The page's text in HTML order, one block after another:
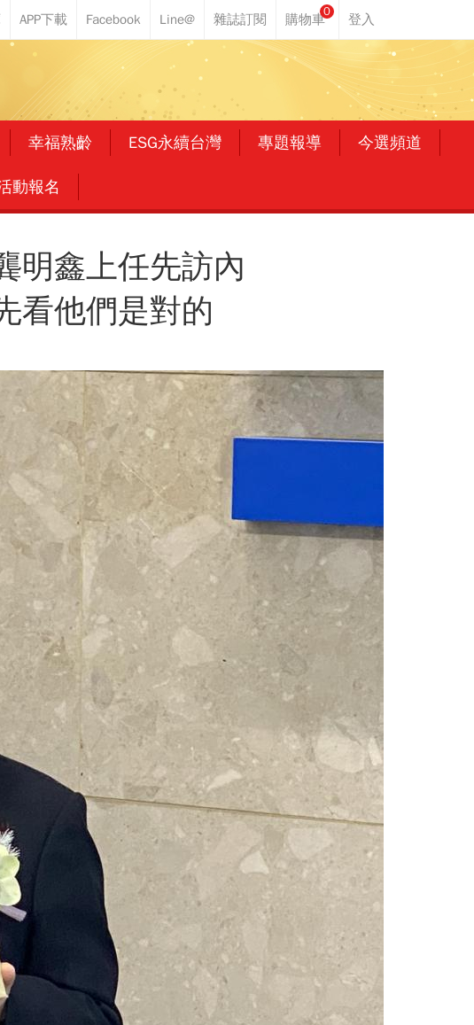
0
幸福熟齡 ESG永續台灣 專題報導 今選頻道
動報名
明鑫上任先訪內
看他們是對的